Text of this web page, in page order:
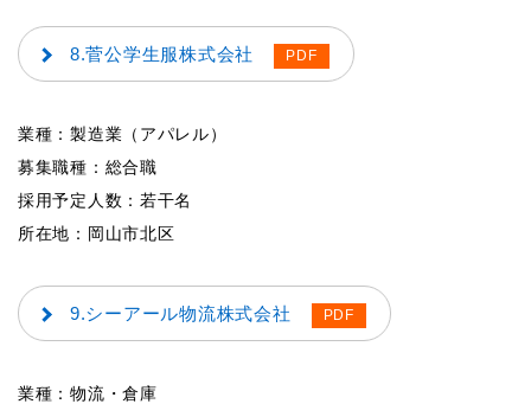
8.菅公学生服株式会社
業種：製造業（アパレル）
募集職種：総合職
採用予定人数：若干名
所在地：岡山市北区
9.シーアール物流株式会社
業種：物流・倉庫